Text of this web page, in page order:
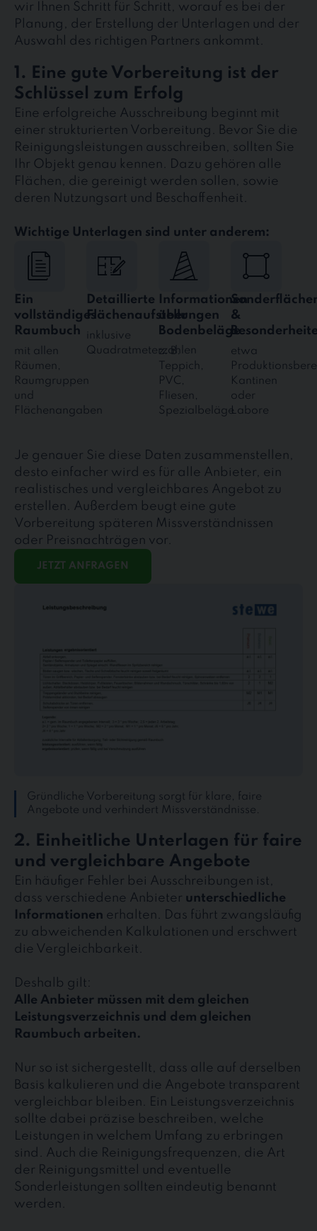
wir Ihnen Schritt für Schritt, worauf es bei der
Planung, der Erstellung der Unterlagen und der
Auswahl des richtigen Partners ankommt.
1. Eine gute Vorbereitung ist der
Schlüssel zum Erfolg
Eine erfolgreiche Ausschreibung beginnt mit
einer strukturierten Vorbereitung. Bevor Sie die
Reinigungsleistungen ausschreiben, sollten Sie
Ihr Objekt genau kennen. Dazu gehören alle
Flächen, die gereinigt werden sollen, sowie
deren Nutzungsart und Beschaffenheit.
Wichtige Unterlagen sind unter anderem:
Ein
vollständiges
Raumbuch
mit allen
Räumen,
Raumgruppen
und
Flächenangaben
Detaillierte
Flächenaufstellungen
inklusive
Quadratmeterzahlen
Informationen
über
Bodenbeläge
z. B.
Teppich,
PVC,
Fliesen,
Spezialbeläge
&
etwa
Kantinen
oder
Labore
Je genauer Sie diese Daten zusammenstellen,
desto einfacher wird es für alle Anbieter, ein
realistisches und vergleichbares Angebot zu
erstellen. Außerdem beugt eine gute
Vorbereitung späteren Missverständnissen
oder Preisnachträgen vor.
JETZT ANFRAGEN
Gründliche Vorbereitung sorgt für klare, faire
Angebote und verhindert Missverständnisse.
2. Einheitliche Unterlagen für faire
und vergleichbare Angebote
Ein häufiger Fehler bei Ausschreibungen ist,
dass verschiedene Anbieter unterschiedliche
Informationen erhalten. Das führt zwangsläufig
zu abweichenden Kalkulationen und erschwert
die Vergleichbarkeit.
Deshalb gilt:
Alle Anbieter müssen mit dem gleichen
Leistungsverzeichnis und dem gleichen
Raumbuch arbeiten.
Nur so ist sichergestellt, dass alle auf derselben
Basis kalkulieren und die Angebote transparent
vergleichbar bleiben. Ein Leistungsverzeichnis
sollte dabei präzise beschreiben, welche
Leistungen in welchem Umfang zu erbringen
sind. Auch die Reinigungsfrequenzen, die Art
der Reinigungsmittel und eventuelle
Sonderleistungen sollten eindeutig benannt
werden.